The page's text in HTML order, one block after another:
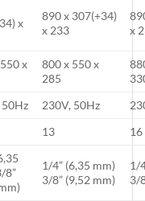
x
890 x 307(+34)
x 233
x
x
800 x 550 x
285
50Hz 230V, 50Hz
13 16
8”
1/4” (6,35 mm)
3/8” (9,52 mm)
1/
3/